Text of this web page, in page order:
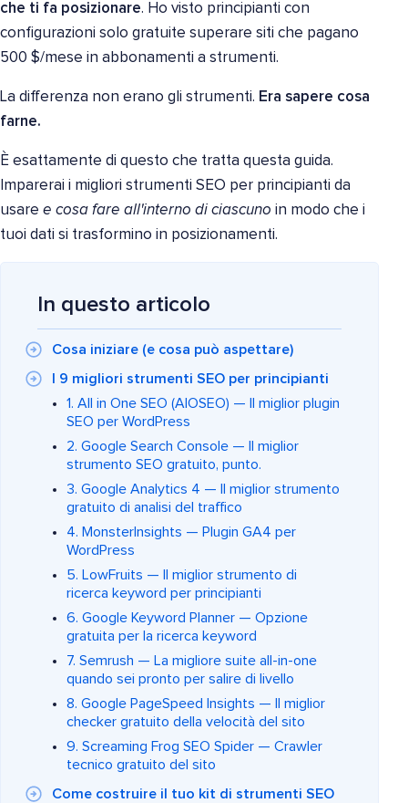
che ti fa posizionare. Ho visto principianti con
configurazioni solo gratuite superare siti che pagano
500 $/mese in abbonamenti a strumenti.
La differenza non erano gli strumenti. Era sapere cosa
farne.
È esattamente di questo che tratta questa guida.
Imparerai i migliori strumenti SEO per principianti da
usare e cosa fare all'interno di ciascuno in modo che i
tuoi dati si trasformino in posizionamenti.
In questo articolo
Cosa iniziare (e cosa può aspettare)
I 9 migliori strumenti SEO per principianti
1. All in One SEO (AIOSEO) — Il miglior plugin
SEO per WordPress
2. Google Search Console — Il miglior
strumento SEO gratuito, punto.
3. Google Analytics 4 — Il miglior strumento
gratuito di analisi del traffico
4. MonsterInsights — Plugin GA4 per
WordPress
5. LowFruits — Il miglior strumento di
ricerca keyword per principianti
6. Google Keyword Planner — Opzione
gratuita per la ricerca keyword
7. Semrush — La migliore suite all-in-one
quando sei pronto per salire di livello
8. Google PageSpeed Insights — Il miglior
checker gratuito della velocità del sito
9. Screaming Frog SEO Spider — Crawler
tecnico gratuito del sito
Come costruire il tuo kit di strumenti SEO